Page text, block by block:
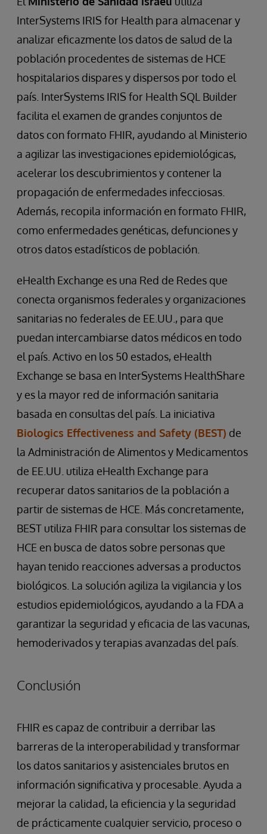
InterSystems IRIS for Health para almacenar y
analizar eficazmente los datos de salud de la
población procedentes de sistemas de HCE
hospitalarios dispares y dispersos por todo el
país. InterSystems IRIS for Health SQL Builder
facilita el examen de grandes conjuntos de
datos con formato FHIR, ayudando al Ministerio
a agilizar las investigaciones epidemiológicas,
acelerar los descubrimientos y contener la
propagación de enfermedades infecciosas.
Además, recopila información en formato FHIR,
como enfermedades genéticas, defunciones y
otros datos estadísticos de población.
eHealth Exchange es una Red de Redes que
conecta organismos federales y organizaciones
sanitarias no federales de EE.UU., para que
puedan intercambiarse datos médicos en todo
el país. Activo en los 50 estados, eHealth
Exchange se basa en InterSystems HealthShare
y es la mayor red de información sanitaria
basada en consultas del país. La iniciativa
Biologics Effectiveness and Safety (BEST) de
la Administración de Alimentos y Medicamentos
de EE.UU. utiliza eHealth Exchange para
recuperar datos sanitarios de la población a
partir de sistemas de HCE. Más concretamente,
BEST utiliza FHIR para consultar los sistemas de
HCE en busca de datos sobre personas que
hayan tenido reacciones adversas a productos
biológicos. La solución agiliza la vigilancia y los
estudios epidemiológicos, ayudando a la FDA a
garantizar la seguridad y eficacia de las vacunas,
hemoderivados y terapias avanzadas del país.
Conclusión
FHIR es capaz de contribuir a derribar las
barreras de la interoperabilidad y transformar
los datos sanitarios y asistenciales brutos en
información significativa y procesable. Ayuda a
mejorar la calidad, la eficiencia y la seguridad
de prácticamente cualquier servicio, proceso o